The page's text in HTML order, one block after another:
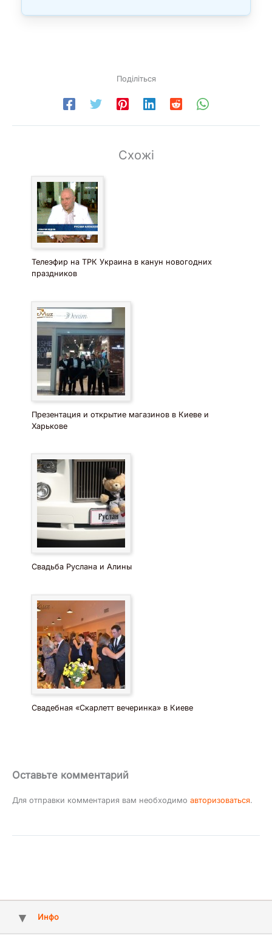
Поділіться
Схожі
Телеэфир на ТРК Украина в канун новогодних
праздников
Презентация и открытие магазинов в Киеве и
Харькове
Свадьба Руслана и Алины
Свадебная «Скарлетт вечеринка» в Киеве
Оставьте комментарий
Для отправки комментария вам необходимо авторизоваться.
Инфо